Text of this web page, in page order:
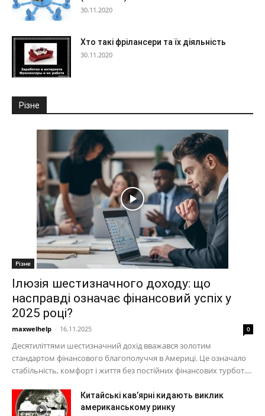
30.11.2020
Хто такі фрілансери та їх діяльність
30.11.2020
Різне
Різне
Ілюзія шестизначного доходу: що
насправді означає фінансовий успіх у
2025 році?
maxwelhelp - 16.11.2025 0
Десятиліттями шестизначний дохід вважався золотим
стандартом фінансового благополуччя в Америці. Це означало
стабільність, комфорт і життя без постійних фінансових турбот....
Китайські кав’ярні кидають виклик
американському ринку